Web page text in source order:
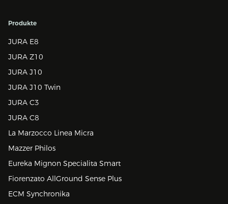
Produkte
JURA E8
JURA Z10
JURA J10
JURA J10 Twin
JURA C3
JURA C8
La Marzocco Linea Micra
Mazzer Philos
Eureka Mignon Specialita Smart
Fiorenzato AllGround Sense Plus
ECM Synchronika